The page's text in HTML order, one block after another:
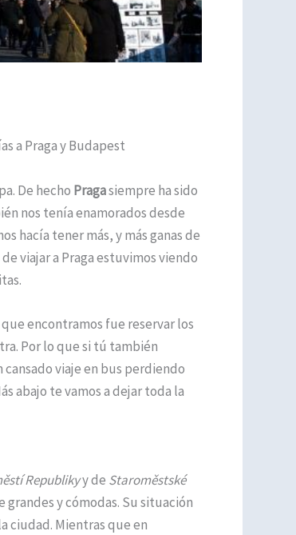
a Praga y Budapest
De hecho Pragasiempre ha sido
nos tenía enamorados desde
hacía tener más, y más ganas de
viajar a Praga estuvimos viendo
encontramos fue reservar los
Por lo que si tú también
viaje en bus perdiendo
abajo te vamos a dejar toda la
Republikyy de Staroměstské
y cómodas. Su situación
ciudad. Mientras que en